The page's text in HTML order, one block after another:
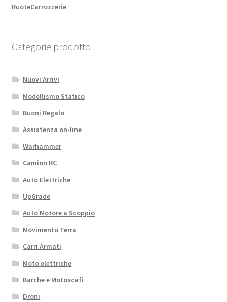
RuoteCarrozzerie
Categorie prodotto
Nuovi Arrivi
Modellismo Statico
Buoni Regalo
Assistenza on-line
Warhammer
Camion RC
Auto Elettriche
UpGrade
Auto Motore a Scoppio
Movimento Terra
Carri Armati
Moto elettriche
Barche e Motoscafi
Droni